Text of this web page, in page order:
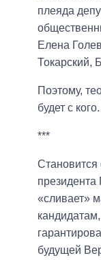
плеяда
Елена
Токарский,
Поэтому,
будет с кого.
***
«сливает»
будущей